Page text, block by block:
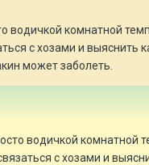
водичкой комнатной
с хозами и выяснить
может заболеть.
водичкой комнатной
с хозами и